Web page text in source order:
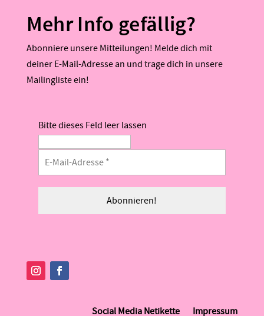
Mehr Info gefällig?
Abonniere unsere Mitteilungen! Melde dich mit
deiner E-Mail-Adresse an und trage dich in unsere
Mailingliste ein!
Bitte dieses Feld leer lassen
Social Media Netikette Impressum